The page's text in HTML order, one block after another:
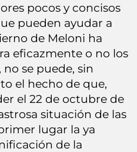
pocos y concisos
pueden ayudar a
de Meloni ha
eficazmente o no los
se puede, sin
el hecho de que,
el 22 de octubre de
situación de las
lugar la ya
de la